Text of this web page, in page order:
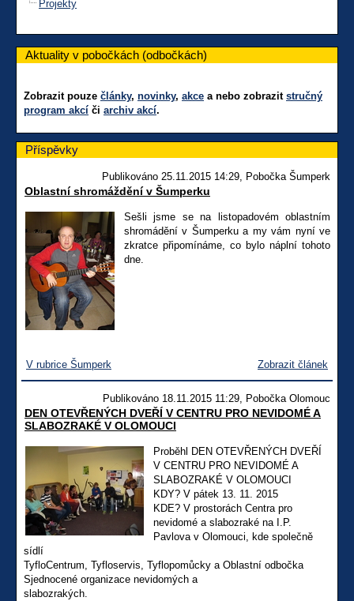
Projekty
Aktuality v pobočkách (odbočkách)
Zobrazit pouze články, novinky, akce a nebo zobrazit stručný
program akcí či archiv akcí.
Příspěvky
Publikováno 25.11.2015 14:29, Pobočka Šumperk
Oblastní shromáždění v Šumperku
Sešli jsme se na listopadovém oblastním
shromádění v Šumperku a my vám nyní ve
zkratce připomínáme, co bylo náplní tohoto
dne.
V rubrice Šumperk Zobrazit článek
Publikováno 18.11.2015 11:29, Pobočka Olomouc
DEN OTEVŘENÝCH DVEŘÍ V CENTRU PRO NEVIDOMÉ A
SLABOZRAKÉ V OLOMOUCI
Proběhl DEN OTEVŘENÝCH DVEŘÍ
V CENTRU PRO NEVIDOMÉ A
SLABOZRAKÉ V OLOMOUCI
KDY? V pátek 13. 11. 2015
KDE? V prostorách Centra pro
nevidomé a slabozraké na I.P.
Pavlova v Olomouci, kde společně
sídlí
TyfloCentrum, Tyfloservis, Tyflopomůcky a Oblastní odbočka
Sjednocené organizace nevidomých a
slabozrakých.